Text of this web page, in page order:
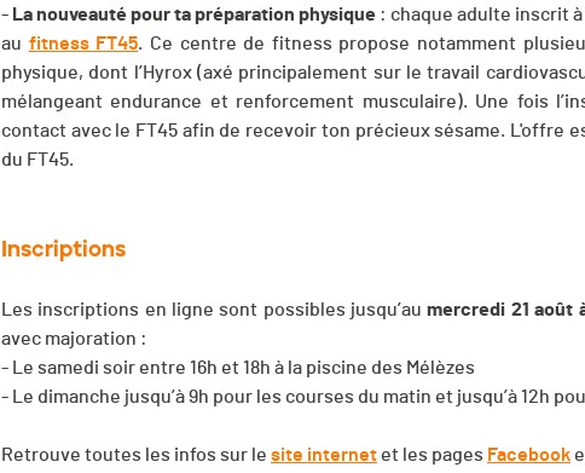
- La nouveauté pour ta préparation physique : chaque adulte inscrit
au fitness FT45. Ce centre de fitness propose notamment
physique, dont l’Hyrox (axé principalement sur le travail
mélangeant endurance et renforcement musculaire). Une fois
contact avec le FT45 afin de recevoir ton précieux sésame. L'offre
du FT45.
Inscriptions
Les inscriptions en ligne sont possibles jusqu’aumercredi 21 août
avec majoration :
- Le samedi soir entre 16h et 18h à la piscine des Mélèzes
- Le dimanche jusqu’à 9h pour les courses du matin et jusqu’à 12h
Retrouve toutes les infos sur le site internet et les pages Facebook